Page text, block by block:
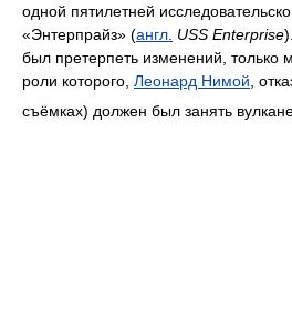
одной пятилетней
«Энтерпрайз» (англ. USS Enterprise
был претерпеть изменений, только
роли которого, Леонард Нимой ,
съёмках) должен был занять